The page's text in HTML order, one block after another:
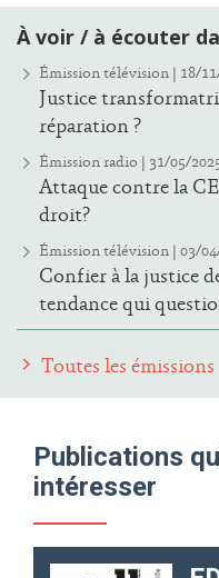
À voir / à écouter
Émission télévision | 18/
Justice
réparation ?
Émission radio | 31/05/
Attaque contre la
droit?
Émission télévision | 03/
Confier à la justice
tendance qui
Toutes les émissions
Publications
intéresser